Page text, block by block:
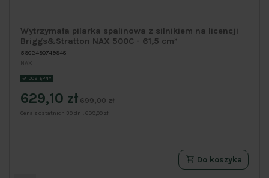
Wytrzymała pilarka spalinowa z silnikiem na licencji
Briggs&Stratton NAX 500C - 61,5 cm³
5902490749948
NAX
DOSTĘPNY
629,10 zł 699,00 zł
Cena z ostatnich 30 dni:699,00 zł
Do koszyka